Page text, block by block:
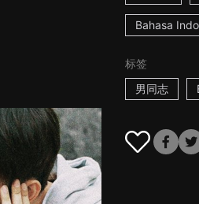
Bahasa
标签
男同志